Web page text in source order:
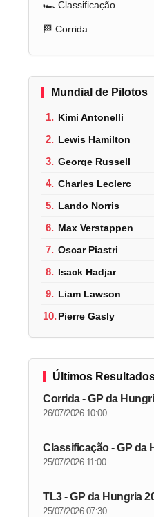
🏎️ Classificação
🏁 Corrida
Mundial de Pilotos
1. Kimi Antonelli
2. Lewis Hamilton
3. George Russell
4. Charles Leclerc
5. Lando Norris
6. Max Verstappen
7. Oscar Piastri
8. Isack Hadjar
9. Liam Lawson
10.Pierre Gasly
Últimos
Corrida - GP da
26/07/2026 10:00
Classificação - GP da
25/07/2026 11:00
TL3 - GP da Hungria
25/07/2026 07:30